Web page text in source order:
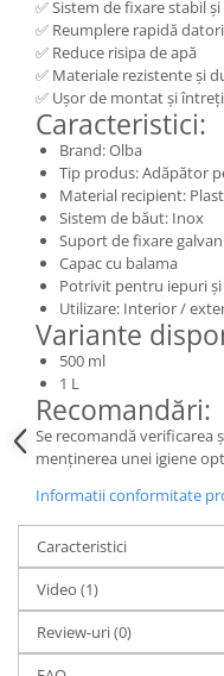
✅ Sistem de fixare stabil
✅ Reumplere rapidă
✅ Reduce risipa de apă
✅ Materiale rezistente și
✅ Ușor de montat și
Caracteristici:
Brand: Olba
Tip produs: Adăpător
Material recipient:
Sistem de băut: Inox
Suport de fixare
Capac cu balama
Potrivit pentru iepuri
Utilizare: Interior /
Variante
500 ml
1 L
Recomandări:
Se recomandă verificarea
menținerea unei igiene
Informatii conformitate
Caracteristici
Video (1)
Review-uri(0)